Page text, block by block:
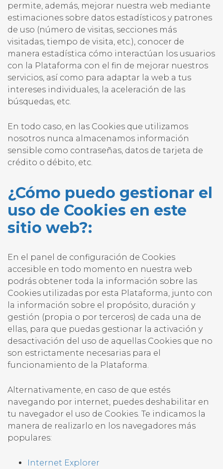
permite, además, mejorar nuestra web mediante
estimaciones sobre datos estadísticos y patrones
de uso (número de visitas, secciones más
visitadas, tiempo de visita, etc.), conocer de
manera estadística cómo interactúan los usuarios
con la Plataforma con el fin de mejorar nuestros
servicios, así como para adaptar la web a tus
intereses individuales, la aceleración de las
búsquedas, etc.
En todo caso, en las Cookies que utilizamos
nosotros nunca almacenamos información
sensible como contraseñas, datos de tarjeta de
crédito o débito, etc.
¿Cómo puedo gestionar el
uso de Cookies en este
sitio web?:
En el panel de configuración de Cookies
accesible en todo momento en nuestra web
podrás obtener toda la información sobre las
Cookies utilizadas por esta Plataforma, junto con
la información sobre el propósito, duración y
gestión (propia o por terceros) de cada una de
ellas, para que puedas gestionar la activación y
desactivación del uso de aquellas Cookies que no
son estrictamente necesarias para el
funcionamiento de la Plataforma.
Alternativamente, en caso de que estés
navegando por internet, puedes deshabilitar en
tu navegador el uso de Cookies. Te indicamos la
manera de realizarlo en los navegadores más
populares:
Internet Explorer